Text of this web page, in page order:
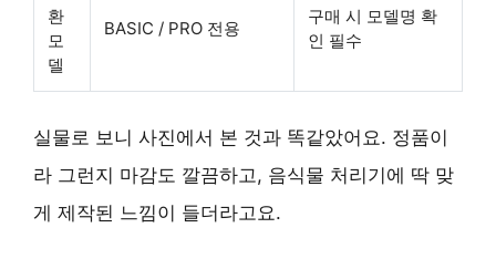
환
모
델
BASIC / PRO 전용
구매 시 모델명 확
인 필수
실물로 보니 사진에서 본 것과 똑같았어요. 정품이
라 그런지 마감도 깔끔하고, 음식물 처리기에 딱 맞
게 제작된 느낌이 들더라고요.